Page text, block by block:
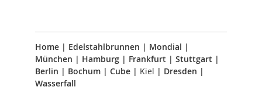
Home | Edelstahlbrunnen | Mondial |
München | Hamburg | Frankfurt | Stuttgart |
Berlin | Bochum | Cube | Kiel | Dresden |
Wasserfall